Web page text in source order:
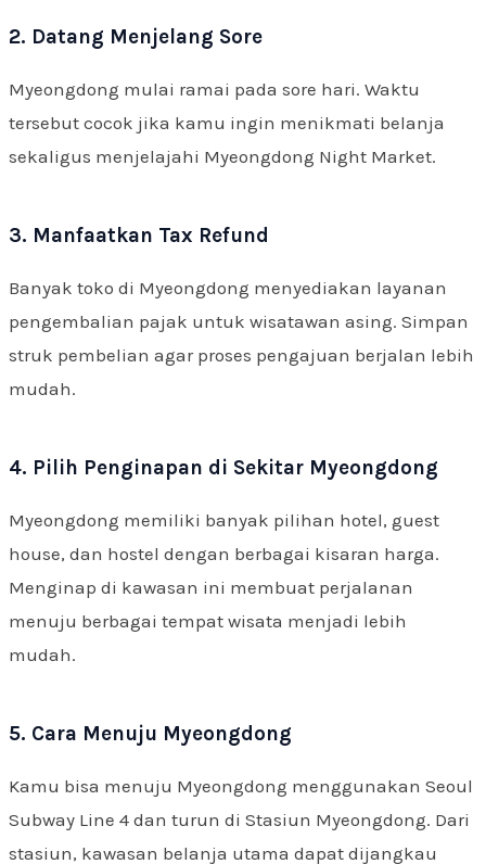
2. Datang Menjelang Sore
Myeongdong mulai ramai pada sore hari. Waktu
tersebut cocok jika kamu ingin menikmati belanja
sekaligus menjelajahi Myeongdong Night Market.
3. Manfaatkan Tax Refund
Banyak toko di Myeongdong menyediakan layanan
pengembalian pajak untuk wisatawan asing. Simpan
struk pembelian agar proses pengajuan berjalan lebih
mudah.
4. Pilih Penginapan di Sekitar Myeongdong
Myeongdong memiliki banyak pilihan hotel, guest
house, dan hostel dengan berbagai kisaran harga.
Menginap di kawasan ini membuat perjalanan
menuju berbagai tempat wisata menjadi lebih
mudah.
5. Cara Menuju Myeongdong
Kamu bisa menuju Myeongdong menggunakan Seoul
Subway Line 4 dan turun di Stasiun Myeongdong. Dari
stasiun, kawasan belanja utama dapat dijangkau